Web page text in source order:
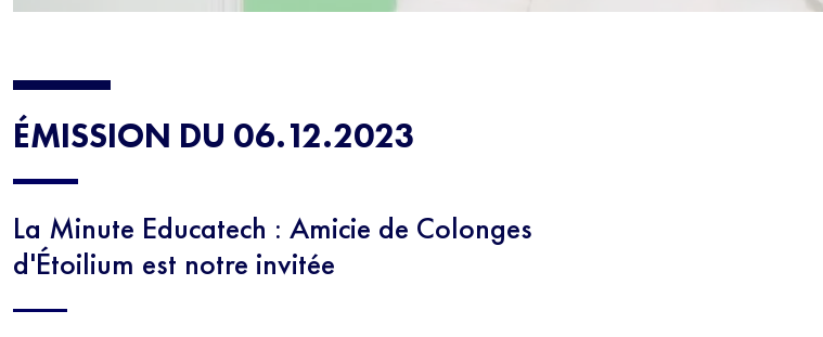
ÉMISSION DU 06.12.2023
La Minute Educatech : Amicie de Colonges
d'Étoilium est notre invitée